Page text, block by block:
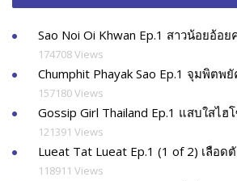
Sao Noi Oi Khwan Ep.1 สาวน้อยอ้อย
174708 Views
Chumphit Phayak Sao Ep.1 จุมพิตพ
157180 Views
Gossip Girl Thailand Ep.1 แสบใสไฮ
121391 Views
Lueat Tat Lueat Ep.1 (1 of 2) เลือด
118911 Views